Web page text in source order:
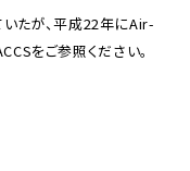
たが、平成22年にAir-
をご参照ください。